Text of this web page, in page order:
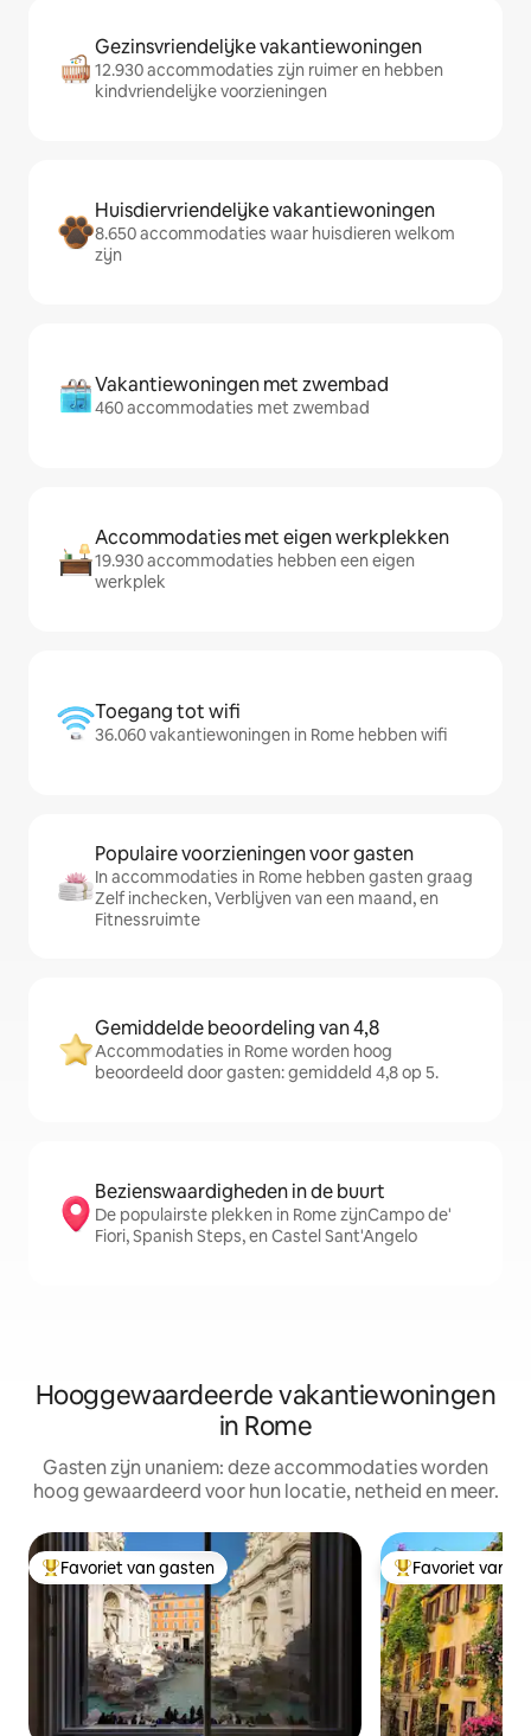
Gezinsvriendelijke vakantiewoningen
12.930 accommodaties zijn ruimer en hebben
kindvriendelijke voorzieningen
Huisdiervriendelijke vakantiewoningen
8.650 accommodaties waar huisdieren welkom
zijn
Vakantiewoningen met zwembad
460 accommodaties met zwembad
Accommodaties met eigen werkplekken
19.930 accommodaties hebben een eigen
werkplek
Toegang tot wifi
36.060 vakantiewoningen in Rome hebben wifi
Populaire voorzieningen voor gasten
In accommodaties in Rome hebben gasten graag
Zelf inchecken, Verblijven van een maand, en
Fitnessruimte
Gemiddelde beoordeling van 4,8
Accommodaties in Rome worden hoog
beoordeeld door gasten: gemiddeld 4,8 op 5.
Bezienswaardigheden in de buurt
De populairste plekken in Rome zijnCampo de'
Fiori, Spanish Steps, en Castel Sant'Angelo
Hooggewaardeerde vakantiewoningen
in Rome
Gasten zijn unaniem: deze accommodaties worden
hoog gewaardeerd voor hun locatie, netheid en meer.
Topfavoriet van gasten
Favoriet van gasten Topfavoriet van
Favoriet van